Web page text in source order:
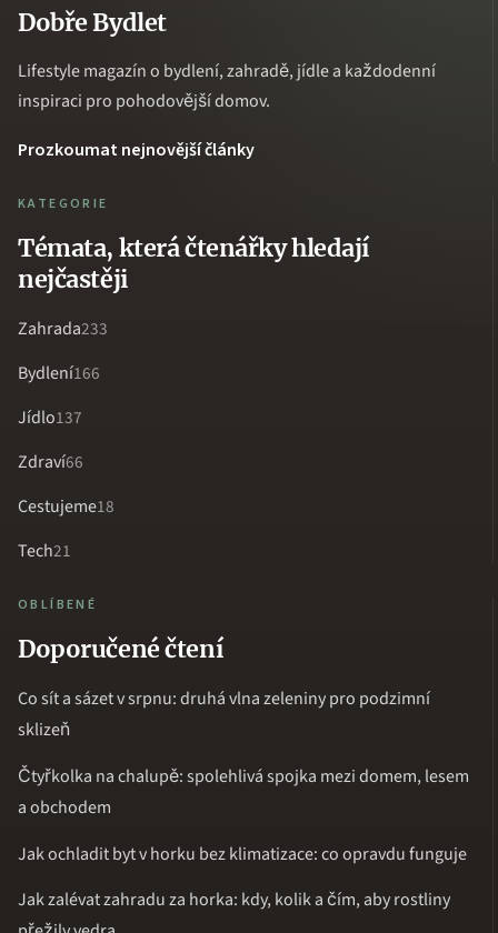
Dobře Bydlet
Lifestyle magazín o bydlení, zahradě, jídle a každodenní
inspiraci pro pohodovější domov.
Prozkoumat nejnovější články
KATEGORIE
Témata, která čtenářky hledají
nejčastěji
Zahrada233
Bydlení166
Jídlo137
Zdraví66
Cestujeme18
Tech21
OBLÍBENÉ
Doporučené čtení
Co sít a sázet v srpnu: druhá vlna zeleniny pro podzimní
sklizeň
Čtyřkolka na chalupě: spolehlivá spojka mezi domem, lesem
a obchodem
Jak ochladit byt v horku bez klimatizace: co opravdu funguje
Jak zalévat zahradu za horka: kdy, kolik a čím, aby rostliny